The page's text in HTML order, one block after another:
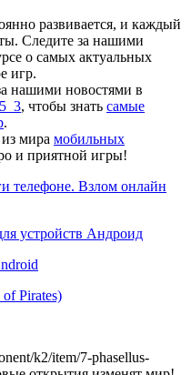
развивается, и каждый
Следите за нашими
о самых актуальных
игр.
нашими новостями в
, чтобы знать самые
.
мира мобильных
и приятной игры!
телефоне. Взлом онлайн
устройств Андроид
Pirates)
k2/item/7-phasellus-